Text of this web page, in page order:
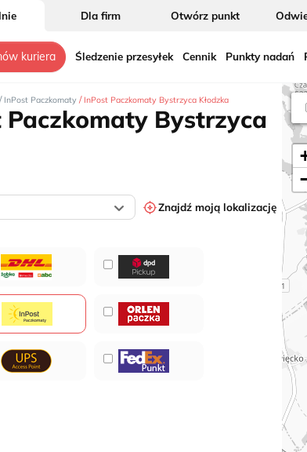
Dla firm Otwórz punkt
kuriera Śledzenie przesyłek Cennik Punkty nadań
/ InPost Paczkomaty / InPost Paczkomaty Bystrzyca Kłodzka
Paczkomaty Bystrzyca
Znajdź moją lokalizację